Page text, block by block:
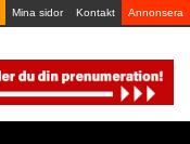
Mina sidor Kontakt Annonsera